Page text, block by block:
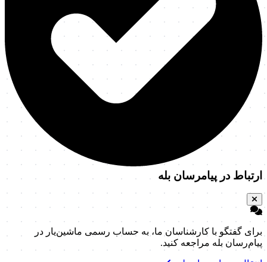
ارتباط در پیامرسان بله
برای گفتگو با کارشناسان ما، به حساب رسمی ماشین‌یار در
پیام‌رسان بله مراجعه کنید.